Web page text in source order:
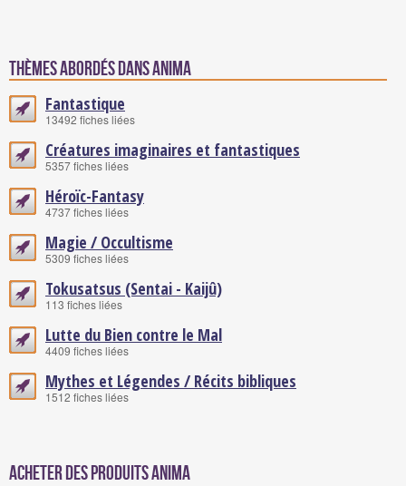
Thèmes abordés dans Anima
Fantastique
13492 fiches liées
Créatures imaginaires et fantastiques
5357 fiches liées
Héroïc-Fantasy
4737 fiches liées
Magie / Occultisme
5309 fiches liées
Tokusatsus (Sentai - Kaijû)
113 fiches liées
Lutte du Bien contre le Mal
4409 fiches liées
Mythes et Légendes / Récits bibliques
1512 fiches liées
Acheter des produits Anima